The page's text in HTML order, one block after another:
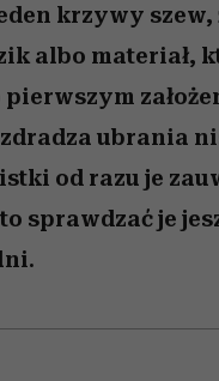
krzywy szew,
albo materiał,
zdradza ubrania
od razu je
sprawdzać je